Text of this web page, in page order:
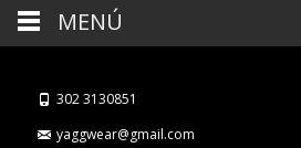
302 3130851
yaggwear@gmail.com
MENÚ